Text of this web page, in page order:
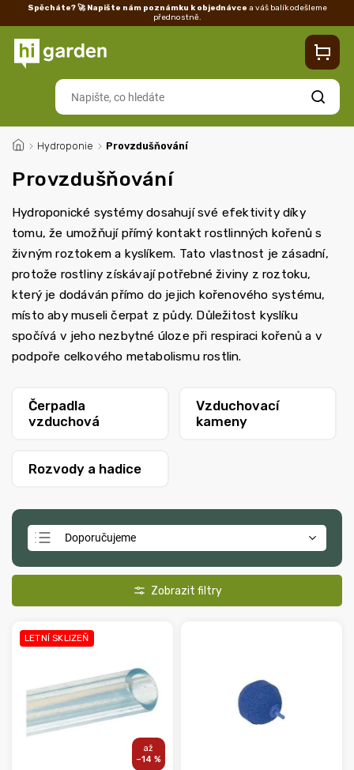
Spěcháte? 🚀 Napište nám poznámku k objednávce a váš balík odešleme
přednostně.
Vrácení/reklamace
Hledat
/ Hydroponie / Provzdušňování
Provzdušňování
Hydroponické systémy dosahují své efektivity díky
tomu, že umožňují přímý kontakt rostlinných kořenů s
živným roztokem a kyslíkem. Tato vlastnost je zásadní,
protože rostliny získávají potřebné živiny z roztoku,
který je dodáván přímo do jejich kořenového systému,
místo aby museli čerpat z půdy. Důležitost kyslíku
spočívá v jeho nezbytné úloze při respiraci kořenů a v
podpoře celkového metabolismu rostlin.
Čerpadla
vzduchová
Vzduchovací
kameny
Rozvody a hadice
Doporučujeme
Abecedně
LETNÍ SKLIZEŇ
–14 %